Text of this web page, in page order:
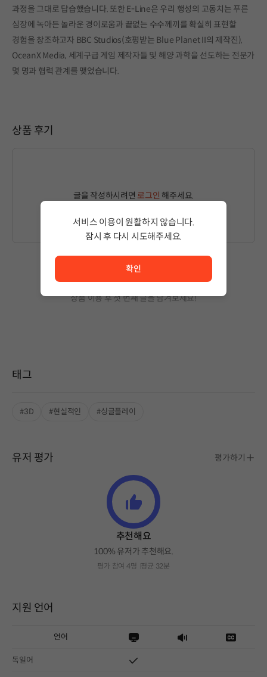
과정을 그대로 답습했습니다. 또한 E-Line은 우리 행성의 고동치는 푸른
심장에 녹아든 놀라운 경이로움과 끝없는 수수께끼를 확실히 표현할
경험을 창조하고자 BBC Studios(호평받는 Blue Planet II의 제작진),
OceanX Media, 세계구급 게임 제작자들 및 해양 과학을 선도하는 전문가
몇 명과 협력 관계를 맺었습니다.
상품 후기
글을 작성하시려면 로그인 해주세요.
작성된 글이 없습니다.
상품 이용 후 첫 번째 글을 남겨보세요!
태그
#3D #현실적인 #싱글플레이
유저 평가 평가하기
추천해요
100% 유저가 추천해요.
평가 참여 4명 평균 32분
지원 언어
언어
독일어
서비스 이용이 원활하지 않습니다.
잠시 후 다시 시도해주세요.
확인